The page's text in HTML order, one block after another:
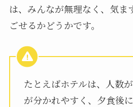
は、みんなが無理なく、気ま
ごせるかどうかです。
たとえばホテルは、人数
が分かれやすく、夕食後